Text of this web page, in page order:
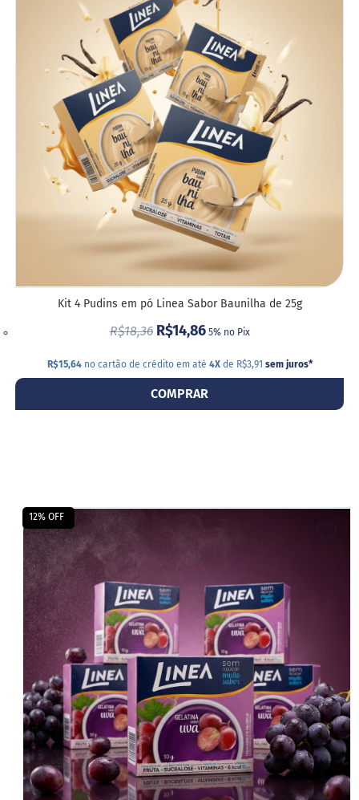
Kit 4 Pudins em pó Linea Sabor Baunilha de 25g
R$18,36 R$14,86 5% no Pix
R$15,64no cartão de crédito em até 4Xde R$3,91 sem juros*
COMPRAR
12% OFF